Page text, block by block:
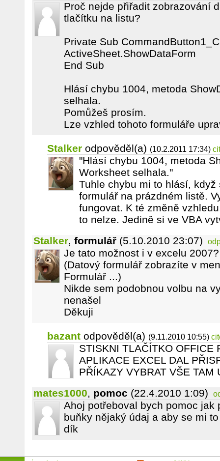
Proč nejde přiřadit zobrazování
tlačítku na listu?
Private Sub
ActiveSheet.ShowDataForm
End Sub
Hlásí chybu 1004, metoda
selhala.
Pomůžeš prosím.
Lze vzhled tohoto formuláře
Stalker odpověděl(a) (10.2.2011 17:34)
"Hlásí chybu 1004, metoda
Worksheet selhala."
Tuhle chybu mi to hlásí,
formulář na prázdném listě.
fungovat. K té změně
to nelze. Jedině si ve VBA
Stalker, formulář (5.10.2010 23:07)
Je tato možnost i v excelu 2007?
(Datový formulář zobrazíte v
Formulář ...)
Nikde sem podobnou volbu na
nenašel
Děkuji
bazant odpověděl(a) (9.11.2010 10:55)
STISKNI TLAČÍTKO OFFICE
APLIKACE EXCEL DAL
PŘÍKAZY VYBRAT VŠE
mates1000, pomoc (22.4.2010 1:09)
Ahoj potřeboval bych pomoc jak
buňky nějaký údaj a aby se mi
dík